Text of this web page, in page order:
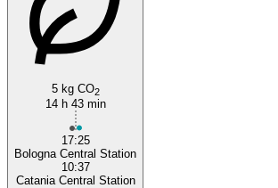
5 kg CO2
14 h 43 min
17:25
Bologna Central Station
10:37
Catania Central Station